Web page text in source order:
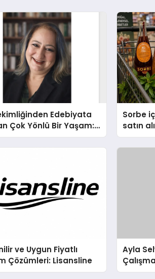
Edebiyata
Çok Yönlü Bir Yaşam:
Şahin Yaman
Sorbe
satın
ve Uygun Fiyatlı
Çözümleri: Lisansline
Ayla
31